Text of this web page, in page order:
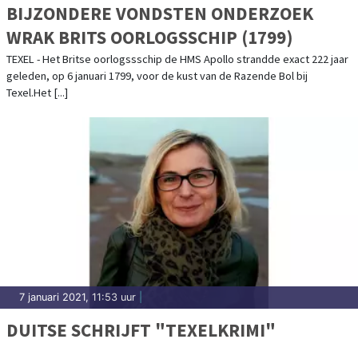
BIJZONDERE VONDSTEN ONDERZOEK
WRAK BRITS OORLOGSSCHIP (1799)
TEXEL - Het Britse oorlogssschip de HMS Apollo strandde exact 222 jaar
geleden, op 6 januari 1799, voor de kust van de Razende Bol bij
Texel.Het [...]
7 januari 2021, 11:53 uur
DUITSE SCHRIJFT "TEXELKRIMI"